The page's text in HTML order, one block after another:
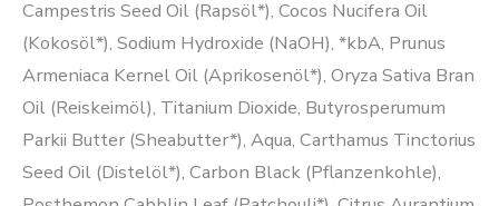
Campestris Seed Oil (Rapsöl*), Cocos Nucifera Oil
(Kokosöl*), Sodium Hydroxide (NaOH), *kbA, Prunus
Armeniaca Kernel Oil (Aprikosenöl*), Oryza Sativa Bran
Oil (Reiskeimöl), Titanium Dioxide, Butyrosperumum
Parkii Butter (Sheabutter*), Aqua, Carthamus Tinctorius
Seed Oil (Distelöl*), Carbon Black (Pflanzenkohle),